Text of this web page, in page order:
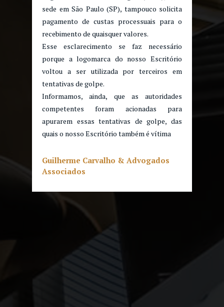
sede em São Paulo (SP), tampouco solicita
pagamento de custas processuais para o
recebimento de quaisquer valores.
Esse esclarecimento se faz necessário
porque a logomarca do nosso Escritório
voltou a ser utilizada por terceiros em
tentativas de golpe.
Informamos, ainda, que as autoridades
competentes foram acionadas para
apurarem essas tentativas de golpe, das
quais o nosso Escritório também é vítima
Guilherme Carvalho & Advogados
Associados